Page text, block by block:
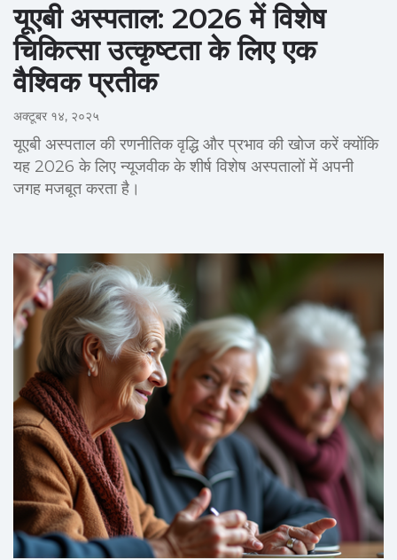
यूएबी अस्पताल: 2026 में विशेष
चिकित्सा उत्कृष्टता के लिए एक
वैश्विक प्रतीक
अक्टूबर १४, २०२५
यूएबी अस्पताल की रणनीतिक वृद्धि और प्रभाव की खोज करें क्योंकि
यह 2026 के लिए न्यूजवीक के शीर्ष विशेष अस्पतालों में अपनी
जगह मजबूत करता है।